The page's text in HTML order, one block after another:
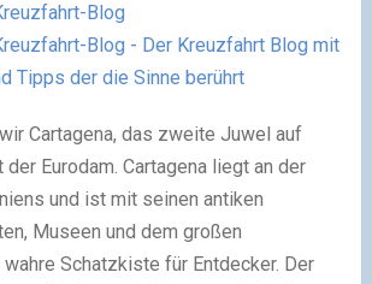
Blog
Blog - Der Kreuzfahrt Blog mit
Tipps der die Sinne berührt
Cartagena, das zweite Juwel auf
Eurodam. Cartagena liegt an der
und ist mit seinen antiken
Museen und dem großen
Schatzkiste für Entdecker. Der